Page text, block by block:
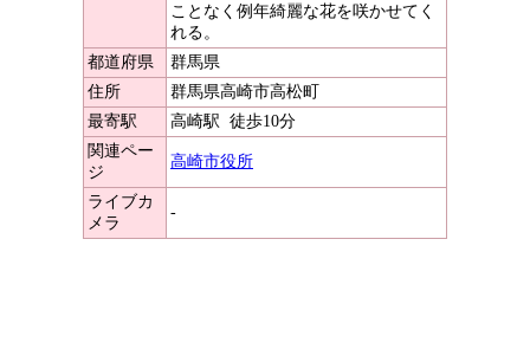
ことなく例年綺麗な花を咲かせてく
れる。
都道府県
群馬県
住所
群馬県高崎市高松町
最寄駅
高崎駅 徒歩10分
関連ペー
ジ
高崎市役所
ライブカ
メラ
-